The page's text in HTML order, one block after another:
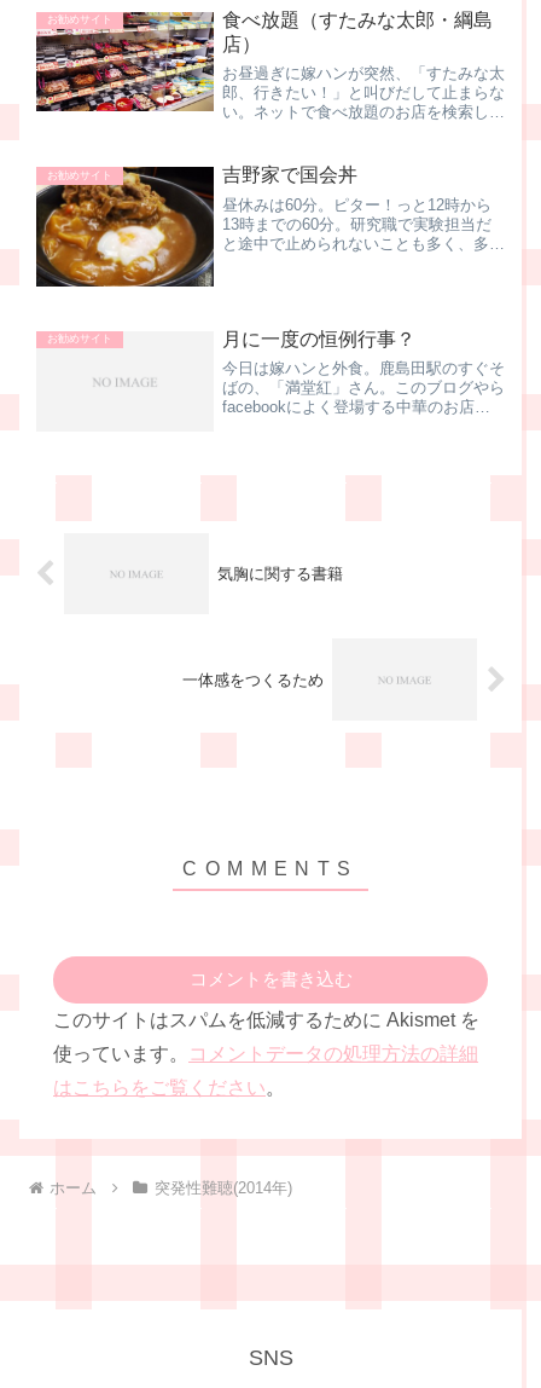
できます。各種ポイ...
お勧めサイト
食べ放題（すたみな太郎・綱島
店）
お昼過ぎに嫁ハンが突然、「すたみな太
郎、行きたい！」と叫びだして止まらな
い。ネットで食べ放題のお店を検索して
放題、いーねー！ と言うことで、急
遽、訪問決定。あー、お昼の...
お勧めサイト 吉野家で国会丼
昼休みは60分。ピター！っと12時から
13時までの60分。研究職で実験担当だ
と途中で止められないことも多く、多少
お勧めサイト 月に一度の恒例行事？
今日は嫁ハンと外食。鹿島田駅のすぐそ
ばの、「満堂紅」さん。このブログやら
facebookによく登場する中華のお店
気胸に関する書籍
一体感をつくるため
コメントを書き込む
このサイトはスパムを低減するために Akismet を
使っています。
コメントデータの処理方法の詳細
はこちらをご覧ください。
ホーム 突発性難聴(2014年)
SNS